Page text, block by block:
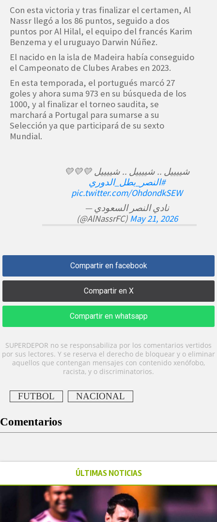
Con esta victoria y tras finalizar el certamen, Al
Nassr llegó a los 86 puntos, seguido a dos
puntos por Al Hilal, el equipo del francés Karim
Benzema y el uruguayo Darwin Núñez.
El nacido en la isla de Madeira había conseguido
el Campeonato de Clubes Arabes en 2023.
En esta temporada, el portugués marcó 27
goles y ahora suma 973 en su búsqueda de los
1000, y al finalizar el torneo saudita, se
marchará a Portugal para sumarse a su
Selección ya que participará de su sexto
Mundial.
شييييل .. شييييل .. شييييل 💛💛💛
#النصر_بطل_الدوري
pic.twitter.com/OhdondkSEW
— نادي النصر السعودي
(@AlNassrFC) May 21, 2026
Compartir en facebook
Compartir en X
Compartir en whatsapp
SUPERDEPOR no se responsabiliza por los comentarios vertidos
por sus lectores. Y se reserva el derecho de bloquear y o eliminar
aquellos que contengan mensajes con contenido xenófobo,
racista, y o discriminatorios.
FUTBOL NACIONAL
Comentarios
ÚLTIMAS NOTICIAS